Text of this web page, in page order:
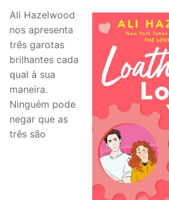
Ali Hazelwood
nos apresenta
três garotas
brilhantes cada
qual à sua
maneira.
Ninguém pode
negar que as
três são